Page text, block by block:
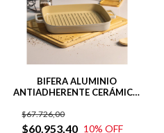
BIFERA ALUMINIO
ANTIADHERENTE CERÁMICO
$60.953,40
$67.726,00
10% OFF